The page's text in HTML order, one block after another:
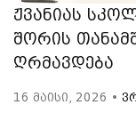
ჟვანიას
შორის
ღრმავდება
16 მაისი, 2026 •